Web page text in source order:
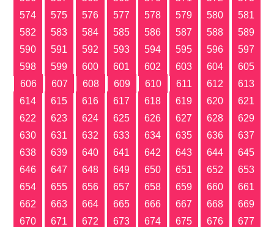
574
575 576 577 578 579 580
581
582
583 584 585 586 587 588
589
590
591 592 593 594 595 596
597
598
599 600 601 602 603 604
605
606
607 608 609 610 611 612
613
614
615 616 617 618 619 620
621
622
623 624 625 626 627 628
629
630
631 632 633 634 635 636
637
638
639 640 641 642 643 644
645
646
647 648 649 650 651 652
653
654
655 656 657 658 659 660
661
662
663 664 665 666 667 668
669
670
671 672 673 674 675 676
677